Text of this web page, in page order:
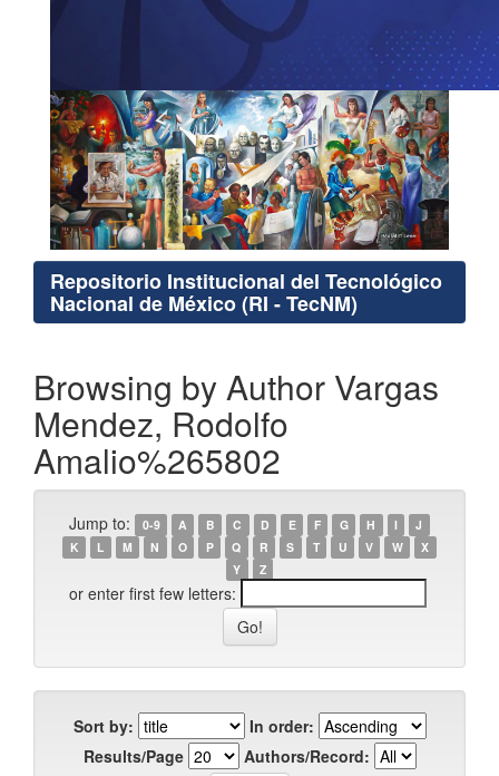
Repositorio Institucional del Tecnológico
Nacional de México (RI - TecNM)
Browsing by Author Vargas
Mendez, Rodolfo
Amalio%265802
Jump to: 0-9 A B C D E F G H I
J
K
L M N O P Q R S T U V W
X
Y
Z
or enter first few letters:
Sort by:
In order:
Results/Page
Authors/Record: